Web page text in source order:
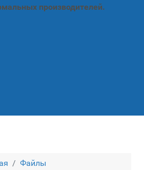
производителей.
Файлы